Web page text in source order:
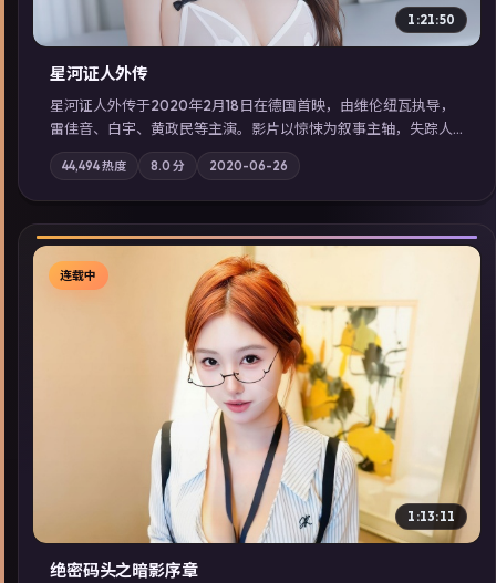
1:21:50
星河证人外传
星河证人外传于2020年2月18日在德国首映，由维伦纽瓦执导，
雷佳音、白宇、黄政民等主演。影片以惊悚为叙事主轴，失踪人
口档案牵出跨国灰色产业链；摄影与配乐强化地域气质；站内亦
可通过「国产免费观看高清电视剧在线看」延展检索同类型高分
佳作，畅享高清在线追剧体验。
44,494热度 8.0 分 2020-06-26
▶
连载中
1:13:11
绝密码头之暗影序章